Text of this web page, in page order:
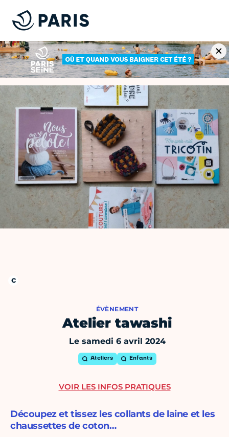
ÉVÈNEMENT
Atelier tawashi
Le samedi 6 avril 2024
Ateliers Enfants
Découpez et tissez les collants de laine et les
chaussettes de coton…
VOIR LES INFOS PRATIQUES